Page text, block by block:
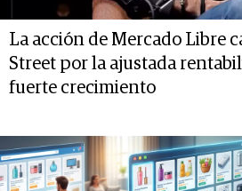
La acción de Mercado Libre
Street por la ajustada
fuerte crecimiento